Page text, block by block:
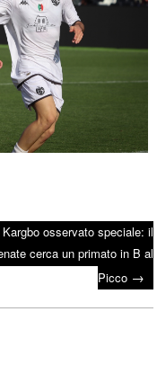
Kargbo osservato speciale: il
cerca un primato in B al
Picco →